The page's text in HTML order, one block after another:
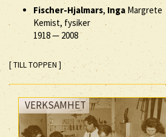
Fischer-Hjalmars, Inga Margrete
Kemist, fysiker
1918— 2008
[ TILL TOPPEN ]
VERKSAMHET